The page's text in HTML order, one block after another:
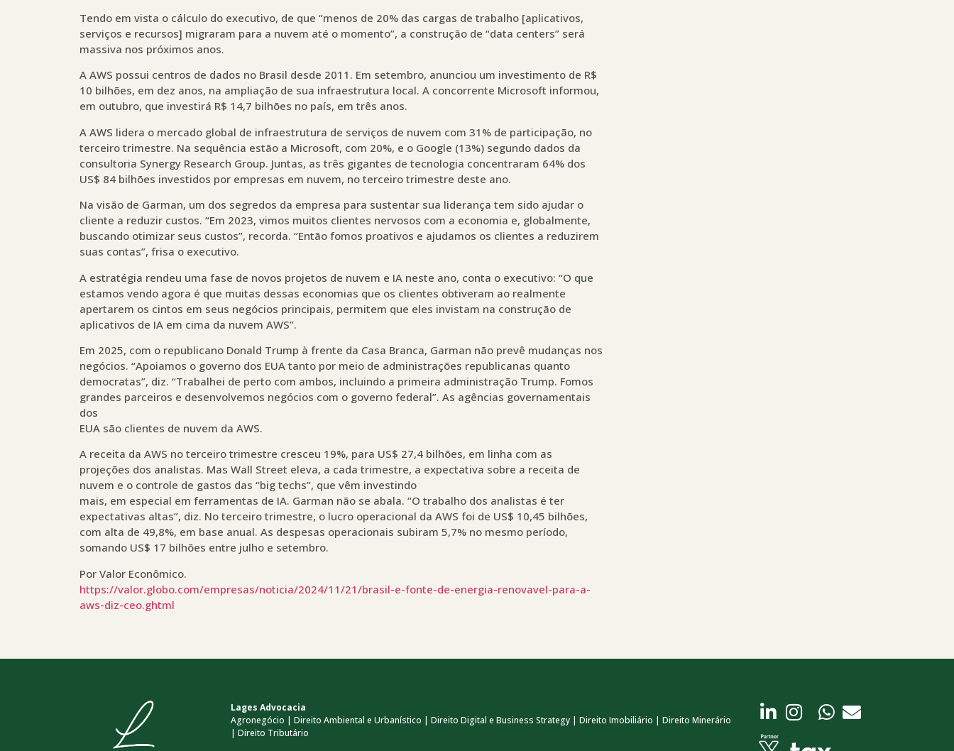
Tendo em vista o cálculo do executivo, de que “menos de 20% das cargas de trabalho [aplicativos,
serviços e recursos] migraram para a nuvem até o momento”, a construção de “data centers” será
massiva nos próximos anos.
A AWS possui centros de dados no Brasil desde 2011. Em setembro, anunciou um investimento de R$
10 bilhões, em dez anos, na ampliação de sua infraestrutura local. A concorrente Microsoft informou,
em outubro, que investirá R$ 14,7 bilhões no país, em três anos.
A AWS lidera o mercado global de infraestrutura de serviços de nuvem com 31% de participação, no
terceiro trimestre. Na sequência estão a Microsoft, com 20%, e o Google (13%) segundo dados da
consultoria Synergy Research Group. Juntas, as três gigantes de tecnologia concentraram 64% dos
US$ 84 bilhões investidos por empresas em nuvem, no terceiro trimestre deste ano.
Na visão de Garman, um dos segredos da empresa para sustentar sua liderança tem sido ajudar o
cliente a reduzir custos. “Em 2023, vimos muitos clientes nervosos com a economia e, globalmente,
buscando otimizar seus custos”, recorda. “Então fomos proativos e ajudamos os clientes a reduzirem
suas contas”, frisa o executivo.
A estratégia rendeu uma fase de novos projetos de nuvem e IA neste ano, conta o executivo: “O que
estamos vendo agora é que muitas dessas economias que os clientes obtiveram ao realmente
apertarem os cintos em seus negócios principais, permitem que eles invistam na construção de
aplicativos de IA em cima da nuvem AWS”.
Em 2025, com o republicano Donald Trump à frente da Casa Branca, Garman não prevê mudanças nos
negócios. “Apoiamos o governo dos EUA tanto por meio de administrações republicanas quanto
democratas”, diz. “Trabalhei de perto com ambos, incluindo a primeira administração Trump. Fomos
grandes parceiros e desenvolvemos negócios com o governo federal”. As agências governamentais
dos
EUA são clientes de nuvem da AWS.
A receita da AWS no terceiro trimestre cresceu 19%, para US$ 27,4 bilhões, em linha com as
projeções dos analistas. Mas Wall Street eleva, a cada trimestre, a expectativa sobre a receita de
nuvem e o controle de gastos das “big techs”, que vêm investindo
mais, em especial em ferramentas de IA. Garman não se abala. “O trabalho dos analistas é ter
expectativas altas”, diz. No terceiro trimestre, o lucro operacional da AWS foi de US$ 10,45 bilhões,
com alta de 49,8%, em base anual. As despesas operacionais subiram 5,7% no mesmo período,
somando US$ 17 bilhões entre julho e setembro.
Por Valor Econômico.
https://valor.globo.com/empresas/noticia/2024/11/21/brasil-e-fonte-de-energia-renovavel-para-a-
aws-diz-ceo.ghtml
Lages Advocacia
Agronegócio | Direito Ambiental e Urbanístico | Direito Digital e Business Strategy | Direito Imobiliário | Direito Minerário
| Direito Tributário